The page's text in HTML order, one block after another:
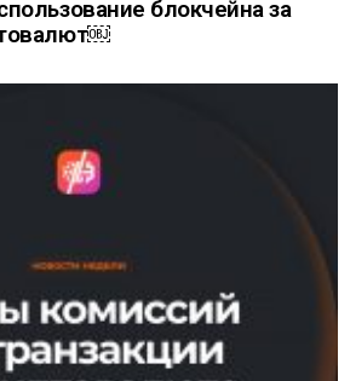
блокчейна за